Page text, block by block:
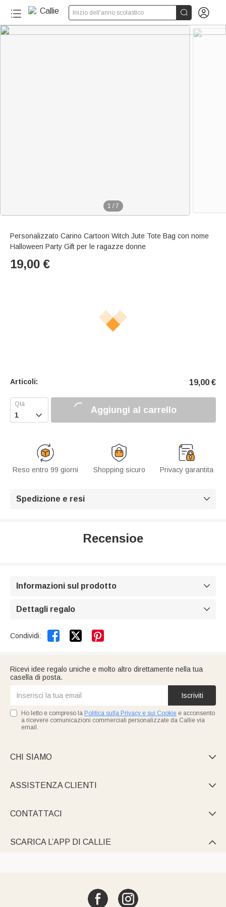
Inizio dell'anno scolastico  
1 / 7
Personalizzato Carino Cartoon Witch Jute Tote Bag con nome
Halloween Party Gift per le ragazze donne
19,00 €
Articoli: 19,00 €
 Aggiungi al carrello
Reso entro 99 giorni Shopping sicuro Privacy garantita
Spedizione e resi 
Recensioe
Informazioni sul prodotto 
Dettagli regalo 
Condividi:  
Ricevi idee regalo uniche e molto altro direttamente nella tua
casella di posta.
Iscriviti
Ho letto e compreso la Politica sulla Privacy e sui Cookie e acconsento
a ricevere comunicazioni commerciali personalizzate da Callie via
email.
CHI SIAMO 
ASSISTENZA CLIENTI 
CONTATTACI 
SCARICA L’APP DI CALLIE 